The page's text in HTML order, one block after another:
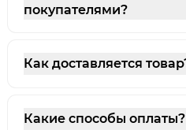
покупателями?
Как доставляется
Какие способы оплаты?